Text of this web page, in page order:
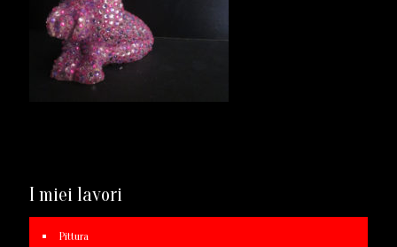
I miei lavori
Pittura